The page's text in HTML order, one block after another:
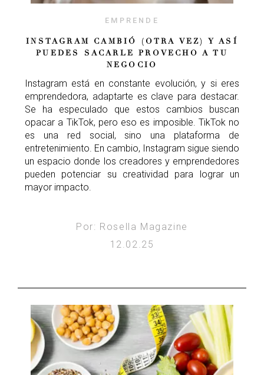
EMPRENDE
INSTAGRAM CAMBIÓ (OTRA VEZ) Y ASÍ
PUEDES SACARLE PROVECHO A TU
NEGOCIO
Instagram está en constante evolución, y si eres
emprendedora, adaptarte es clave para destacar.
Se ha especulado que estos cambios buscan
opacar a TikTok, pero eso es imposible. TikTok no
es una red social, sino una plataforma de
entretenimiento. En cambio, Instagram sigue siendo
un espacio donde los creadores y emprendedores
pueden potenciar su creatividad para lograr un
mayor impacto.
Por: Rosella Magazine
12.02.25